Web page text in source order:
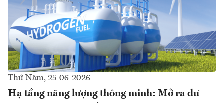
Thứ Năm, 25-06-2026
Hạ tầng năng lượng thông minh: Mở ra dư